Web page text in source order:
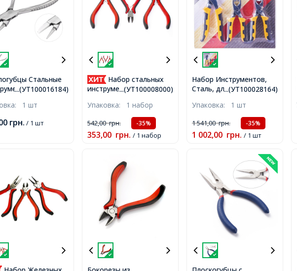
...(УТ100016184)
Стальные
для
Нейлоновая
1 шт
грн. / 1 шт
...(УТ100008000)
Набор стальных
инструментов 3шт, на
Плоскогубцы + Кусачки,
Упаковка: 1 набор
542,00грн. -35%
353,00 грн. / 1 набор
...(УТ100028164)
Набор Инструментов,
Сталь, для создания
150-210мм,
Упаковка: 1 шт
1 541,00грн. -35%
1 002,00 грн. / 1 шт